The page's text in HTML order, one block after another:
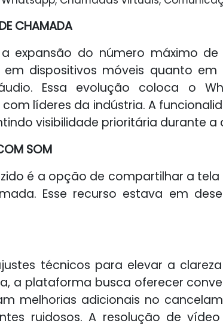
CHAMADA
expansão do número máximo
dispositivos móveis quanto
Essa evolução coloca o
líderes da indústria. A
visibilidade prioritária durante a
SOM
é a opção de compartilhar a
Esse recurso estava em
técnicos para elevar a
a plataforma busca oferecer
melhorias adicionais no
ruidosos. A resolução de